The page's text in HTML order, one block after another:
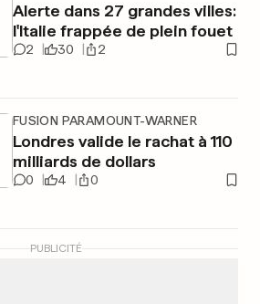
Alerte dans 27 grandes villes:
l'Italie frappée de plein fouet
2 30 2
FUSION PARAMOUNT-WARNER
Londres valide le rachat à 110
milliards de dollars
0 4 0
PUBLICITÉ